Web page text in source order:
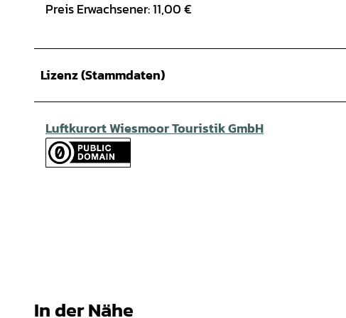
Preis Erwachsener: 11,00 €
Lizenz (Stammdaten)
Luftkurort Wiesmoor Touristik GmbH
In der Nähe